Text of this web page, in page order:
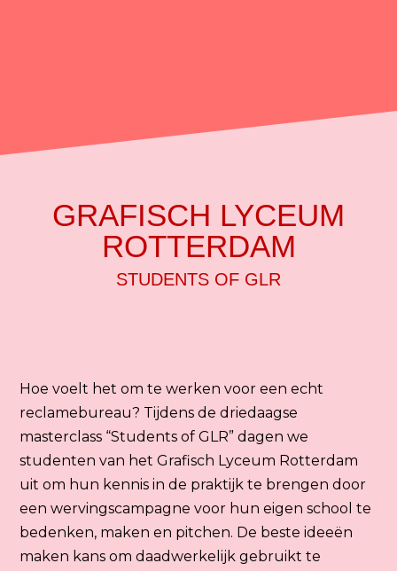
GRAFISCH LYCEUM
ROTTERDAM
STUDENTS OF GLR
Hoe voelt het om te werken voor een echt
reclamebureau? Tijdens de driedaagse
masterclass “Students of GLR” dagen we
studenten van het Grafisch Lyceum Rotterdam
uit om hun kennis in de praktijk te brengen door
een wervingscampagne voor hun eigen school te
bedenken, maken en pitchen. De beste ideeën
maken kans om daadwerkelijk gebruikt te